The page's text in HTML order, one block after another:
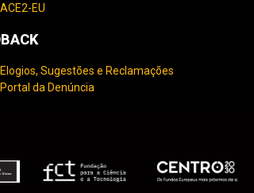
ACE2-EU
Elogios, Sugestões e Reclamações
Portal da Denúncia